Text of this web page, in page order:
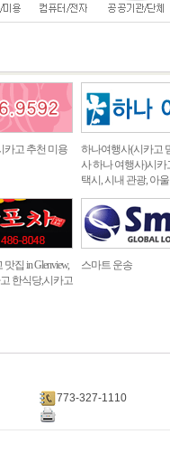
카고 추천 미용
하나여행사(시카고
사 하나 여행사)시카
택시, 시내 관광, 아
집 in Glenview,
한식당,시카고
스마트 운송
773-327-1110